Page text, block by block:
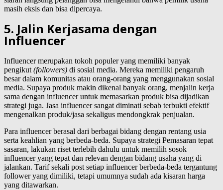
masih eksis dan bisa dipercaya.
5. Jalin Kerjasama dengan
Influencer
Influencer merupakan tokoh populer yang memiliki banyak
pengikut (followers) di sosial media. Mereka memiliki pengaruh
besar dalam komunitas atau orang-orang yang menggunakan sosial
media. Supaya produk makin dikenal banyak orang, menjalin kerja
sama dengan influencer untuk memasarkan produk bisa dijadikan
strategi juga. Jasa influencer sangat diminati sebab terbukti efektif
mengenalkan produk/jasa sekaligus mendongkrak penjualan.
Para influencer berasal dari berbagai bidang dengan rentang usia
serta keahlian yang berbeda-beda. Supaya strategi Pemasaran tepat
sasaran, lakukan riset terlebih dahulu untuk memilih sosok
influencer yang tepat dan relevan dengan bidang usaha yang di
jalankan. Tarif sekali post setiap influencer berbeda-beda tergantung
follower yang dimiliki, tetapi umumnya sudah ada kisaran harga
yang ditawarkan.